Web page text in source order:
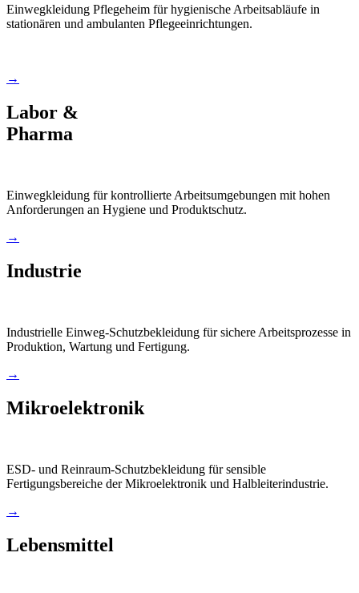
Einwegkleidung Pflegeheim für hygienische Arbeitsabläufe in
stationären und ambulanten Pflegeeinrichtungen.
→
Labor &
Pharma
Einwegkleidung für kontrollierte Arbeitsumgebungen mit hohen
Anforderungen an Hygiene und Produktschutz.
→
Industrie
Industrielle Einweg-Schutzbekleidung für sichere Arbeitsprozesse in
Produktion, Wartung und Fertigung.
→
Mikroelektronik
ESD- und Reinraum-Schutzbekleidung für sensible
Fertigungsbereiche der Mikroelektronik und Halbleiterindustrie.
→
Lebensmittel